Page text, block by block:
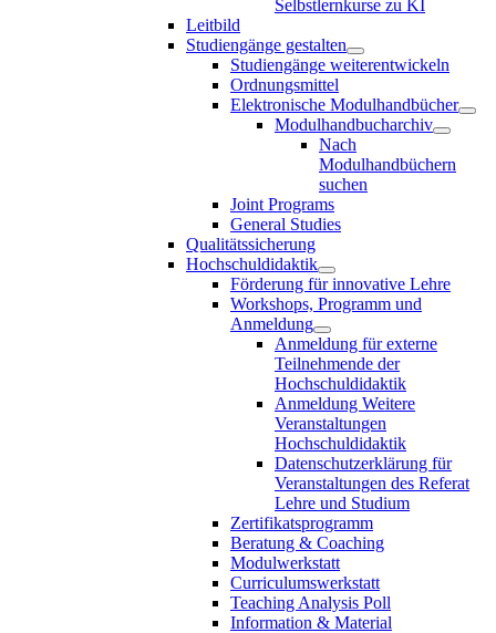
Selbstlernkurse zu KI
Leitbild
Studiengänge gestalten
Studiengänge weiterentwickeln
Ordnungsmittel
Elektronische Modulhandbücher
Modulhandbucharchiv
Nach
Modulhandbüchern
suchen
Joint Programs
General Studies
Qualitätssicherung
Hochschuldidaktik
Förderung für innovative Lehre
Workshops, Programm und
Anmeldung
Anmeldung für externe
Teilnehmende der
Hochschuldidaktik
Anmeldung Weitere
Veranstaltungen
Hochschuldidaktik
Datenschutzerklärung für
Veranstaltungen des Referat
Lehre und Studium
Zertifikatsprogramm
Beratung & Coaching
Modulwerkstatt
Curriculumswerkstatt
Teaching Analysis Poll
Information & Material